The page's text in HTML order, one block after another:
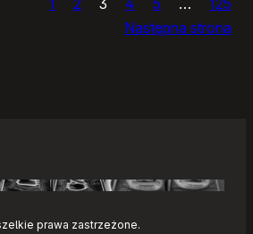
Następna strona
prawa zastrzeżone.